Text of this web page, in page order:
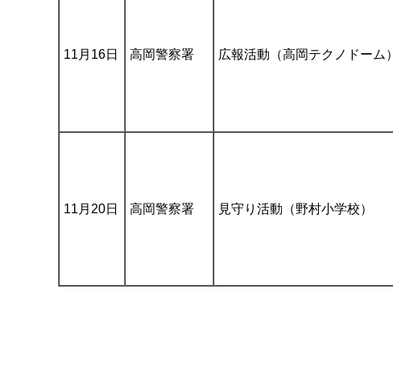
11月16日 高岡警察署 広報活動（高岡テクノドーム）
11月20日 高岡警察署 見守り活動（野村小学校）